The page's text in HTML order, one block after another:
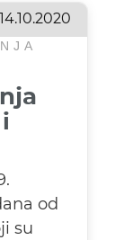
14.10.2020
od
su